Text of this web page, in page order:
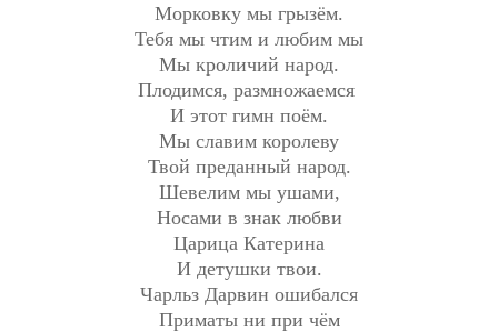
Морковку мы грызём.
Тебя мы чтим и любим мы
Мы кроличий народ.
Плодимся, размножаемся
И этот гимн поём.
Мы славим королеву
Твой преданный народ.
Шевелим мы ушами,
Носами в знак любви
Царица Катерина
И детушки твои.
Чарльз Дарвин ошибался
Приматы ни при чём